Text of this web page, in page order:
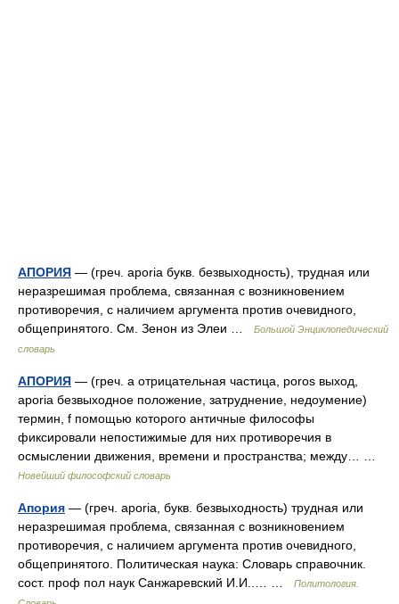
АПОРИЯ — (греч. aporia букв. безвыходность), трудная или
неразрешимая проблема, связанная с возникновением
противоречия, с наличием аргумента против очевидного,
общепринятого. См. Зенон из Элеи …
Большой Энциклопедический
словарь
АПОРИЯ — (греч. а отрицательная частица, poros выход,
aporia безвыходное положение, затруднение, недоумение)
термин, f помощью которого античные философы
фиксировали непостижимые для них противоречия в
осмыслении движения, времени и пространства; между… …
Новейший философский словарь
Апория — (греч. aporia, букв. безвыходность) трудная или
неразрешимая проблема, связанная с возникновением
противоречия, с наличием аргумента против очевидного,
общепринятого. Политическая наука: Словарь справочник.
сост. проф пол наук Санжаревский И.И..… …
Политология.